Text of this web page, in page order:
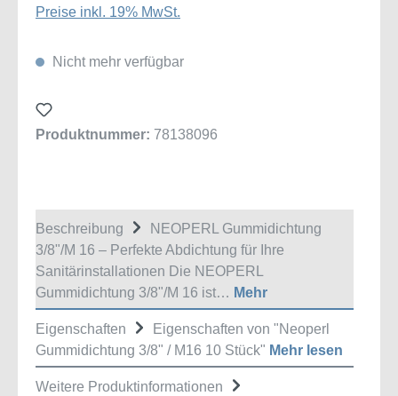
Preise inkl. 19% MwSt.
Nicht mehr verfügbar
Produktnummer: 78138096
Beschreibung
NEOPERL Gummidichtung
3/8"/M 16 – Perfekte Abdichtung für Ihre
Sanitärinstallationen Die NEOPERL
Gummidichtung 3/8"/M 16 ist… Mehr
Eigenschaften
Eigenschaften von "Neoperl
Gummidichtung 3/8" / M16 10 Stück" Mehr lesen
Weitere Produktinformationen